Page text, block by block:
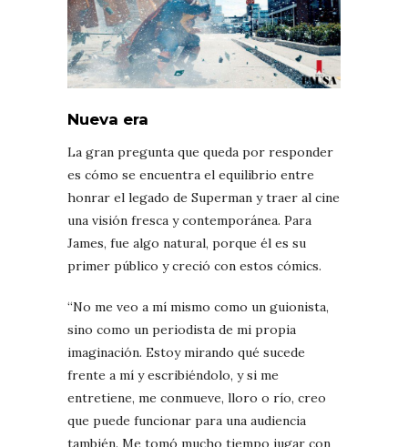
Nueva era
La gran pregunta que queda por responder
es cómo se encuentra el equilibrio entre
honrar el legado de Superman y traer al cine
una visión fresca y contemporánea. Para
James, fue algo natural, porque él es su
primer público y creció con estos cómics.
“No me veo a mí mismo como un guionista,
sino como un periodista de mi propia
imaginación. Estoy mirando qué sucede
frente a mí y escribiéndolo, y si me
entretiene, me conmueve, lloro o río, creo
que puede funcionar para una audiencia
también. Me tomó mucho tiempo jugar con